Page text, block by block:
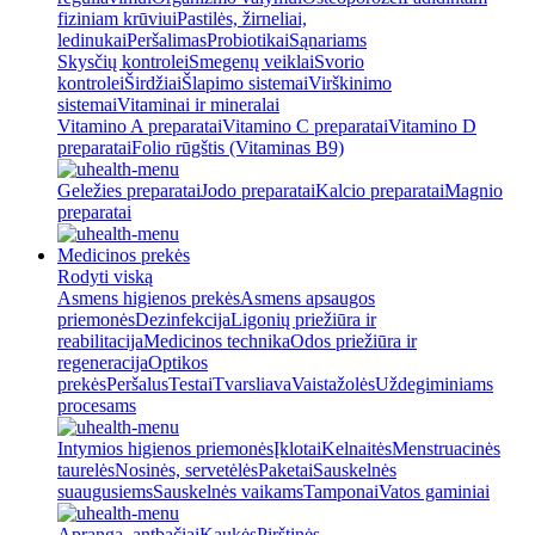
fiziniam krūviuiPastilės, žirneliai,
ledinukaiPeršalimasProbiotikaiSąnariams
Skysčių kontroleiSmegenų veiklaiSvorio
kontroleiŠirdžiaiŠlapimo sistemaiVirškinimo
sistemaiVitaminai ir mineralai
Vitamino A preparataiVitamino C preparataiVitamino D
preparataiFolio rūgštis (Vitaminas B9)
Geležies preparataiJodo preparataiKalcio preparataiMagnio
preparatai
Medicinos prekės
Rodyti viską
Asmens higienos prekėsAsmens apsaugos
priemonėsDezinfekcijaLigonių priežiūra ir
reabilitacijaMedicinos technikaOdos priežiūra ir
regeneracijaOptikos
prekėsPeršalusTestaiTvarsliavaVaistažolėsUždegiminiams
procesams
Intymios higienos priemonėsĮklotaiKelnaitėsMenstruacinės
taurelėsNosinės, servetėlėsPaketaiSauskelnės
suaugusiemsSauskelnės vaikamsTamponaiVatos gaminiai